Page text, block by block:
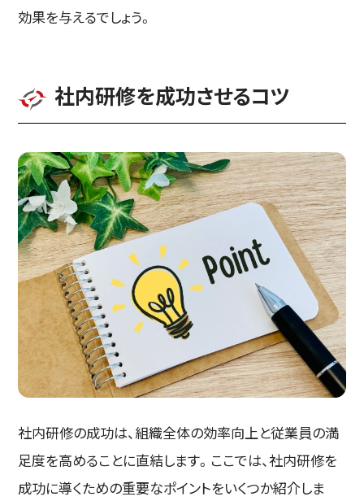
効果を与えるでしょう。
社内研修を成功させるコツ
社内研修の成功は、組織全体の効率向上と従業員の満
足度を高めることに直結します。ここでは、社内研修を
成功に導くための重要なポイントをいくつか紹介しま